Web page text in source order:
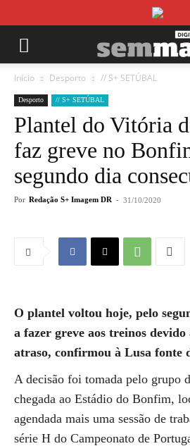
Início Desporto // S+ SETÚBAL
Desporto // S+ SETÚBAL
Plantel do Vitória
faz greve no
segundo dia
Por Redação S+ Imagem DR - 31/10/2020
O plantel voltou hoje, pelo
a fazer greve aos treinos devido
atraso, confirmou à Lusa fonte
A decisão foi tomada pelo grupo
chegada ao Estádio do Bonfim,
agendada mais uma sessão de
série H do Campeonato de